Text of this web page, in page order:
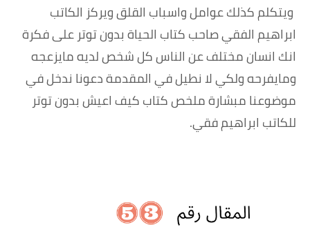
ويتكلم كذلك عوامل واسباب القلق ويركز الكاتب
ابراهيم الفقي صاحب كتاب الحياة بدون توتر على فكرة
انك انسان مختلف عن الناس كل شخص لديه مايزعجه
ومايفرحه ولكي لا نطيل في المقدمة دعونا ندخل في
موضوعنا مبشارة ملخص كتاب كيف اعيش بدون توتر
للكاتب ابراهيم فقي.